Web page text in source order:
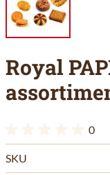
Royal
0
SKU